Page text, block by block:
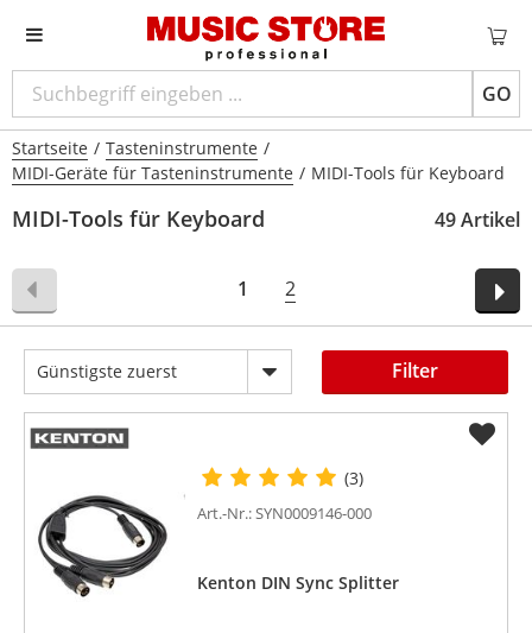
GO
Startseite / Tasteninstrumente /
MIDI-Geräte für Tasteninstrumente / MIDI-Tools für Keyboard
MIDI-Tools für Keyboard 49 Artikel
Günstigste zuerst
1 2
Filter
(3)
Art.-Nr.: SYN0009146-000
Kenton DIN Sync Splitter